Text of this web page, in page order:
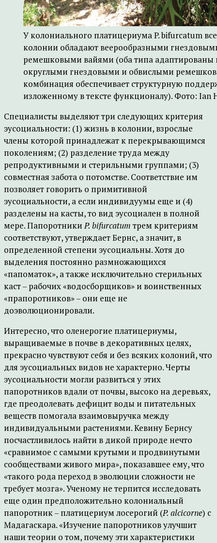
У колониального платицериума P. bifurcatum
колонии обладают веерообразными
ремешковыми вайями (оба типа адаптированы
округлыми гнездовыми и обвислыми
комбинация обеспечивает структурную
изложенному в тексте функционалу). Фото: Ian
Специалисты выделяют три следующих критерия
эусоциальности: (1) жизнь в колонии, взрослые
члены которой принадлежат к перекрывающимся
поколениям; (2) разделение труда между
репродуктивными и стерильными группами; (3)
совместная забота о потомстве. Соответствие им
позволяет говорить о примитивной
эусоциальности, а если индивидуумы еще и (4)
разделены на касты, то вид эусоциален в полной
мере. ПапоротникиP. bifurcatum трем критериям
соответствуют, утверждает Бернс, а значит, в
определенной степени эусоциальны. Хотя до
выделения постоянно размножающихся
«папоматок», а также исключительно стерильных
каст – рабочих «водосборщиков» и воинственных
«прапоротников» – они еще не
доэволюционировали.
Интересно, что оленерогие платицериумы,
выращиваемые в почве в декоративных целях,
прекрасно чувствуют себя и без всяких колоний, что
для эусоциальных видов не характерно. Черты
эусоциальности могли развиться у этих
папоротников вдали от почвы, высоко на деревьях,
где преодолевать дефицит воды и питательных
веществ помогала взаимовыручка между
индивидуальными растениями. Кевину Бернсу
посчастливилось найти в дикой природе нечто
«сравнимое с самыми крутыми и продвинутыми
сообществами живого мира», показавшее ему, что
«такого рода переход в эволюции сложности не
требует мозга». Ученому не терпится исследовать
еще один предположительно колониальный
папоротник – платицериум лосерогий (P. alcicorne) с
Мадагаскара. «Изучение папоротников улучшит
наши теории о том, почему эти характеристики